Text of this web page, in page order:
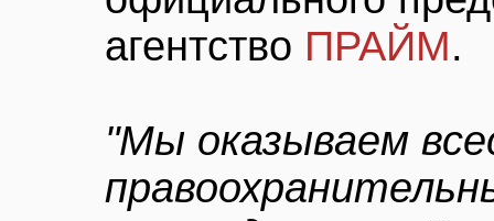
агентство ПРАЙМ.
"Мы оказываем